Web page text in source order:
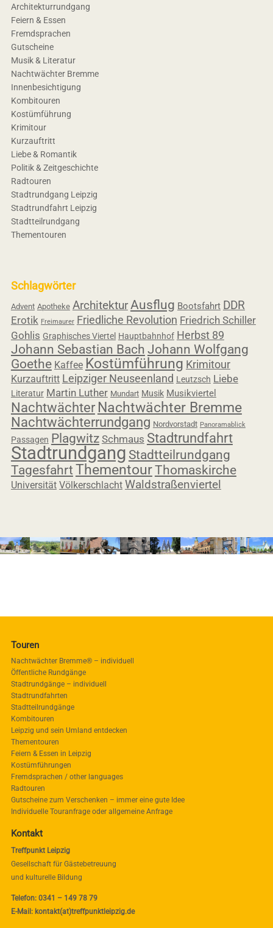
Architekturrundgang
Feiern & Essen
Fremdsprachen
Gutscheine
Musik & Literatur
Nachtwächter Bremme
Innenbesichtigung
Kombitouren
Kostümführung
Krimitour
Kurzauftritt
Liebe & Romantik
Politik & Zeitgeschichte
Radtouren
Stadtrundgang Leipzig
Stadtrundfahrt Leipzig
Stadtteilrundgang
Thementouren
Schlagwörter
Advent Apotheke ArchitekturAusflug Bootsfahrt DDR
Erotik Freimaurer Friedliche Revolution Friedrich Schiller
Gohlis Graphisches Viertel Hauptbahnhof Herbst 89
Johann Sebastian Bach Johann Wolfgang
Goethe Kaffee Kostümführung Krimitour
Kurzauftritt Leipziger Neuseenland Leutzsch Liebe
Literatur Martin Luther Mundart Musik Musikviertel
Nachtwächter Nachtwächter Bremme
Nachtwächterrundgang Nordvorstadt Panoramablick
Passagen Plagwitz Schmaus Stadtrundfahrt
Stadtrundgang Stadtteilrundgang
Tagesfahrt ThementourThomaskirche
Universität Völkerschlacht Waldstraßenviertel
Touren
Nachtwächter Bremme® – individuell
Öffentliche Rundgänge
Stadtrundgänge – individuell
Stadtrundfahrten
Stadtteilrundgänge
Kombitouren
Leipzig und sein Umland entdecken
Thementouren
Feiern & Essen in Leipzig
Kostümführungen
Fremdsprachen / other languages
Radtouren
Gutscheine zum Verschenken – immer eine gute Idee
Individuelle Touranfrage oder allgemeine Anfrage
Kontakt
Treffpunkt Leipzig
Gesellschaft für Gästebetreuung
und kulturelle Bildung
Telefon: 0341 – 149 78 79
E-Mail: kontakt(at)treffpunktleipzig.de